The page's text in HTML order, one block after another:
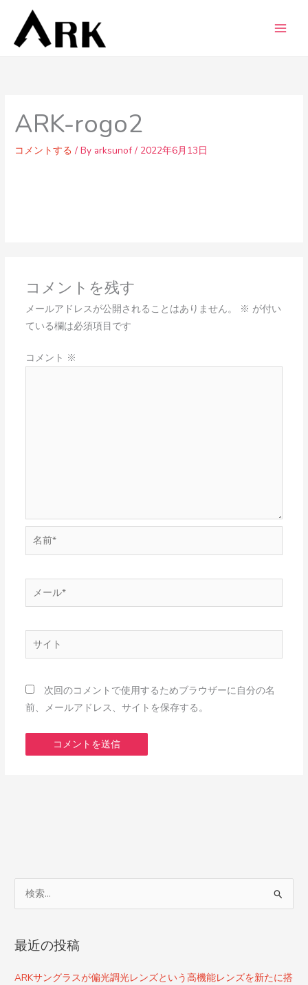
ス
ARK-rogo2
コメントする / By arksunof/ 2022年6月13日
コメントを残す
メールアドレスが公開されることはありません。 ※ が付い
ている欄は必須項目です
コメント ※
前
ー
イ
次回のコメントで使用するためブラウザーに自分の名
前、メールアドレス、サイトを保存する。
象
最近の投稿
ARKサングラスが偏光調光レンズという高機能レンズを新たに搭